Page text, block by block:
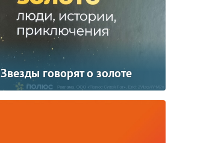
Звезды говорят о золоте